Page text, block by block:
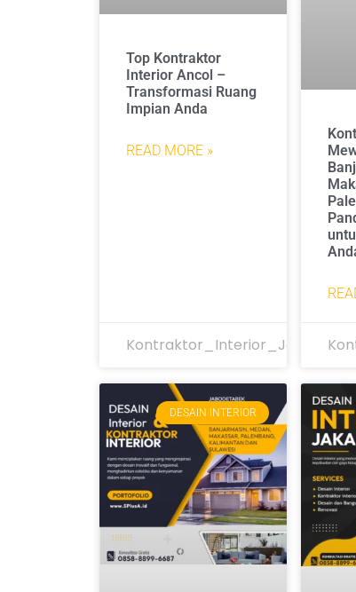
Top Kontraktor
Interior Ancol –
Transformasi Ruang
Impian Anda
READ MORE »
Kontraktor_Interior_Jakarta
DESAIN INTERIOR